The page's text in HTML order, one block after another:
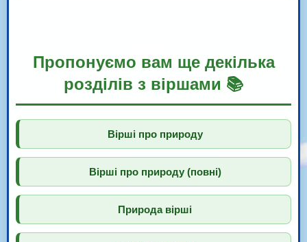
Пропонуємо вам ще декілька
розділів з віршами 📚
Вірші про природу
Вірші про природу (повні)
Природа вірші